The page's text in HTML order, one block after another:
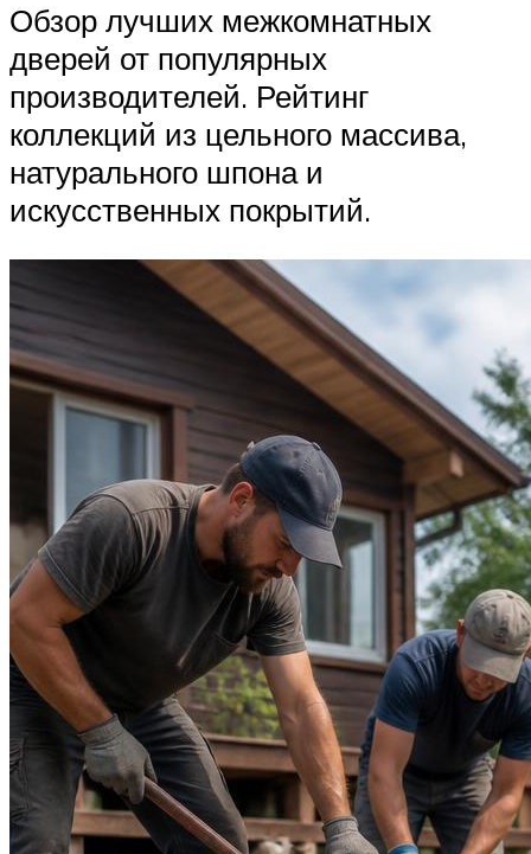
Обзор лучших межкомнатных
дверей от популярных
производителей. Рейтинг
коллекций из цельного массива,
натурального шпона и
искусственных покрытий.